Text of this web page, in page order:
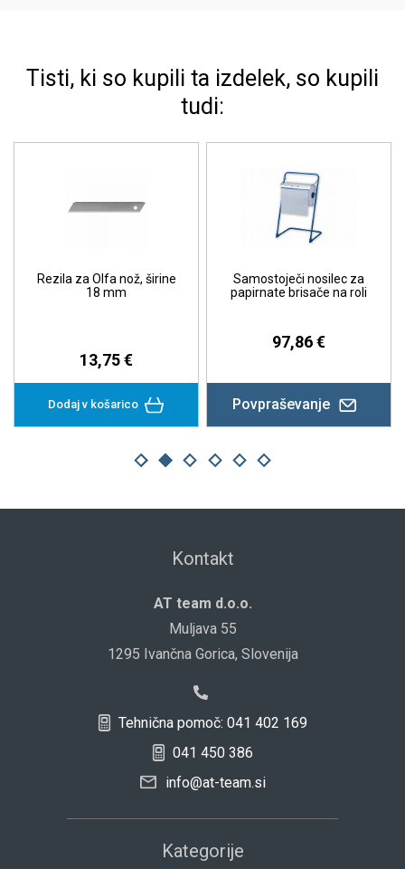
Tisti, ki so kupili ta izdelek, so kupili
tudi:
Rezila za Olfa nož, širine
18 mm
13,75 €
Dodaj v košarico
Samostoječi nosilec za
papirnate brisače na roli
97,86 €
Povpraševanje
Kontakt
AT team d.o.o.
Muljava 55
1295 Ivančna Gorica, Slovenija
Tehnična pomoč: 041 402 169
041 450 386
info@at-team.si
Kategorije